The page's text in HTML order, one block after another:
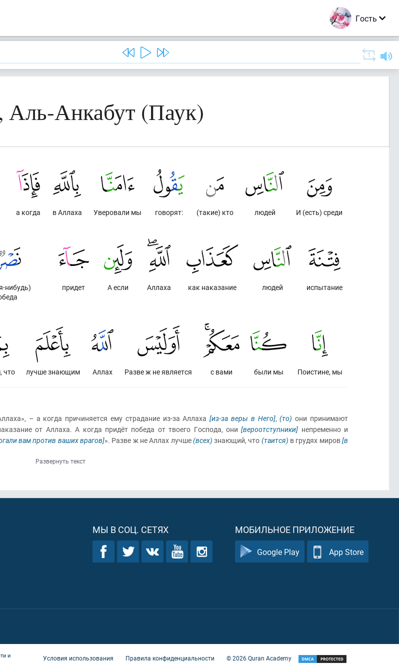
Гость
Аль-Анкабут (Паук)
И (есть) среди
людей
(такие) кто
говорят:
Уверовали мы
в Аллаха
а когда
испытание
людей
как наказание
Аллаха
А если
придет
нибудь)
Поистине, мы
были мы
с вами
Разве ж не является
Аллах
лучше знающим
что
– а когда причиняется ему страдание из-за Аллаха[из-за веры в Него],(то) они принимают
от Аллаха. А когда придёт победа от твоего Господа, они[вероотступники] непременно и
вам против ваших врагов]». Разве ж не Аллах лучше(всех) знающий, что (таится) в грудях миров[в
Развернуть текст
МЫ В СОЦ. СЕТЯХ МОБИЛЬНОЕ ПРИЛОЖЕНИЕ
Google Play App Store
и
Условия использования Правила конфиденциальности ©2026Quran Academy